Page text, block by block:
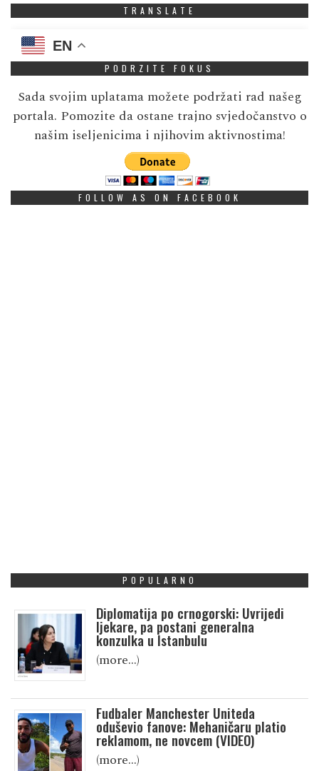
TRANSLATE
EN
PODRZITE FOKUS
Sada svojim uplatama možete podržati rad našeg
portala. Pomozite da ostane trajno svjedočanstvo o
našim iseljenicima i njihovim aktivnostima!
FOLLOW AS ON FACEBOOK
POPULARNO
Diplomatija po crnogorski: Uvrijedi
ljekare, pa postani generalna
konzulka u Istanbulu
(more…)
Fudbaler Manchester Uniteda
oduševio fanove: Mehaničaru platio
reklamom, ne novcem (VIDEO)
(more…)